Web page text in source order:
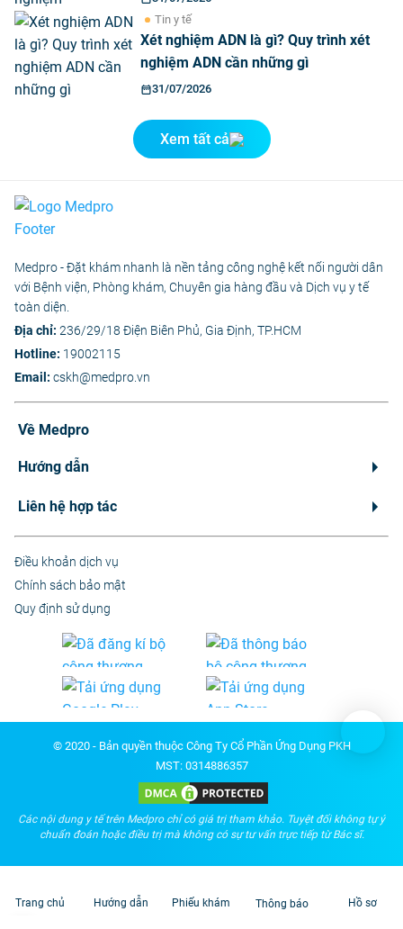
Tin y tế
Xét nghiệm ADN là gì? Quy trình xét
nghiệm ADN cần những gì
31/07/2026
Xem tất cả
Medpro - Đặt khám nhanh là nền tảng công nghệ kết nối người dân
với Bệnh viện, Phòng khám, Chuyên gia hàng đầu và Dịch vụ y tế
toàn diện.
Địa chỉ: 236/29/18 Điện Biên Phủ, Gia Định, TP.HCM
Hotline: 19002115
Email: cskh@medpro.vn
Về Medpro
Hướng dẫn
Liên hệ hợp tác
Điều khoản dịch vụ
Chính sách bảo mật
Quy định sử dụng
© 2020 - Bản quyền thuộc Công Ty Cổ Phần Ứng Dụng PKH
MST: 0314886357
Các nội dung y tế trên Medpro chỉ có giá trị tham khảo. Tuyệt đối không tự ý
chuẩn đoán hoặc điều trị mà không có sự tư vấn trực tiếp từ Bác sĩ.
Trang chủ Hướng dẫn Phiếu khám Thông báo Hồ sơ